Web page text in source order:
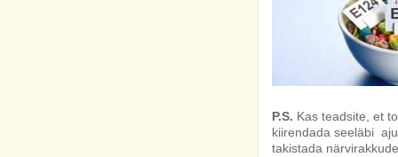
P.S. Kas teadsite, et
kiirendada seeläbi
takistada